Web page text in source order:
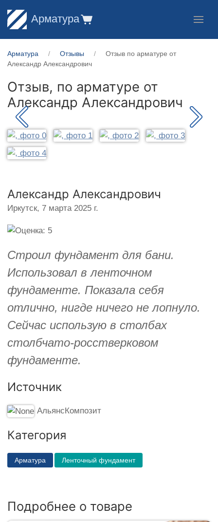
Арматура
Арматура Отзывы
Отзыв по арматуре от
Александр Александрович
Отзыв, по арматуре от
Александр Александрович
Александр Александрович
Иркутск, 7 марта 2025 г.
Строил фундамент для бани.
Использовал в ленточном
фундаменте. Показала себя
отлично, нигде ничего не лопнуло.
Сейчас использую в столбах
столбчато-росстверковом
фундаменте.
Источник
АльянсКомпозит
Категория
Арматура Ленточный фундамент
Подробнее о товаре